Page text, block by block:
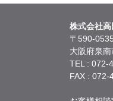
株式会社
〒590-0535
大阪府泉
TEL : 072-
FAX : 072-